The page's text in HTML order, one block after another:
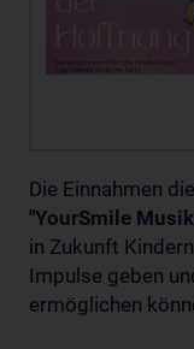
Die Einnahmen
"YourSmile
in Zukunft
Impulse geben
ermöglichen